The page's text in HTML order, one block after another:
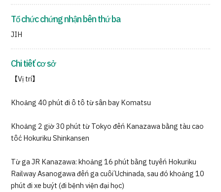
Tổ chức chứng nhận bên thứ ba
JIH
Chi tiết cơ sở
【Vị trí】
Khoảng 40 phút đi ô tô từ sân bay Komatsu
Khoảng 2 giờ 30 phút từ Tokyo đến Kanazawa bằng tàu cao
tốc Hokuriku Shinkansen
Từ ga JR Kanazawa: khoảng 16 phút bằng tuyến Hokuriku
Railway Asanogawa đến ga cuối Uchinada, sau đó khoảng 10
phút đi xe buýt (đi bệnh viện đại học)